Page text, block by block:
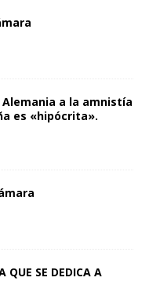
a la amnistía
es «hipócrita».
QUE SE DEDICA A